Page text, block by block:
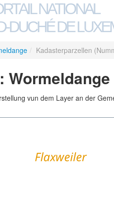
NATIONAL
DUCHÉ DE
/ Kadasterparzellen
vun dem Layer an der